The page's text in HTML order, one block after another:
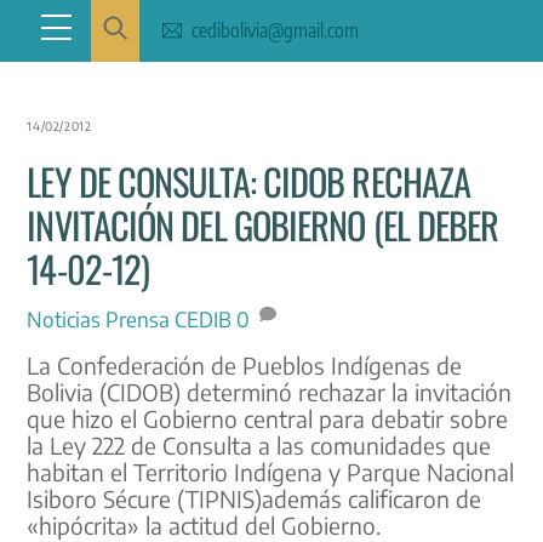
content
Menu cedibolivia@gmail.com
14/02/2012
LEY DE CONSULTA: CIDOB RECHAZA
INVITACIÓN DEL GOBIERNO (EL DEBER
14-02-12)
Noticias Prensa CEDIB 0
La Confederación de Pueblos Indígenas de
Bolivia (CIDOB) determinó rechazar la invitación
que hizo el Gobierno central para debatir sobre
la Ley 222 de Consulta a las comunidades que
habitan el Territorio Indígena y Parque Nacional
Isiboro Sécure (TIPNIS)además calificaron de
«hipócrita» la actitud del Gobierno.